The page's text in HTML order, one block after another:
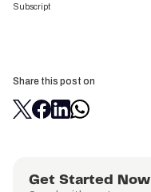
Subscript
Share this post on
Get Started Now